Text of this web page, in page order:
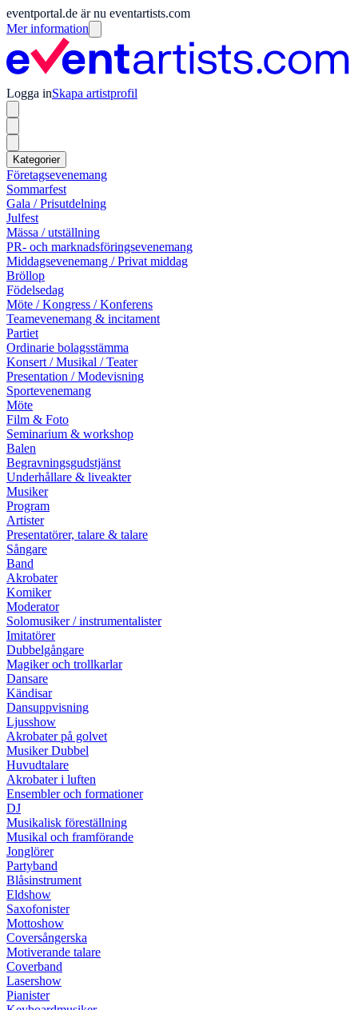
eventportal.de är nu eventartists.com
Mer information
Logga inSkapa artistprofil
Kategorier
Företagsevenemang
Sommarfest
Gala / Prisutdelning
Julfest
Mässa / utställning
PR- och marknadsföringsevenemang
Middagsevenemang / Privat middag
Bröllop
Födelsedag
Möte / Kongress / Konferens
Teamevenemang & incitament
Partiet
Ordinarie bolagsstämma
Konsert / Musikal / Teater
Presentation / Modevisning
Sportevenemang
Möte
Film & Foto
Seminarium & workshop
Balen
Begravningsgudstjänst
Underhållare & liveakter
Musiker
Program
Artister
Presentatörer, talare & talare
Sångare
Band
Akrobater
Komiker
Moderator
Solomusiker / instrumentalister
Imitatörer
Dubbelgångare
Magiker och trollkarlar
Dansare
Kändisar
Dansuppvisning
Ljusshow
Akrobater på golvet
Musiker Dubbel
Huvudtalare
Akrobater i luften
Ensembler och formationer
DJ
Musikalisk föreställning
Musikal och framförande
Jonglörer
Partyband
Blåsinstrument
Eldshow
Saxofonister
Mottoshow
Coversångerska
Motiverande talare
Coverband
Lasershow
Pianister